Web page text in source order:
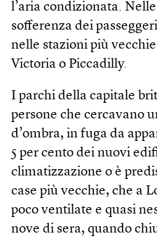
l’aria condizionata.
sofferenza dei
nelle stazioni più
Victoria o Piccadilly.
I parchi della capitale
persone che cercavano
d’ombra, in fuga da
5 per cento dei nuovi
climatizzazione o è
case più vecchie, che a
poco ventilate e quasi
nove di sera, quando